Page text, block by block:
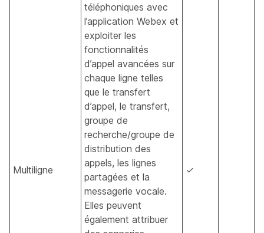
Multiligne
téléphoniques avec
l’application Webex et
exploiter les
fonctionnalités
d’appel avancées sur
chaque ligne telles
que le transfert
d’appel, le transfert,
groupe de
recherche/groupe de
distribution des
appels, les lignes
partagées et la
messagerie vocale.
Elles peuvent
également attribuer
✓